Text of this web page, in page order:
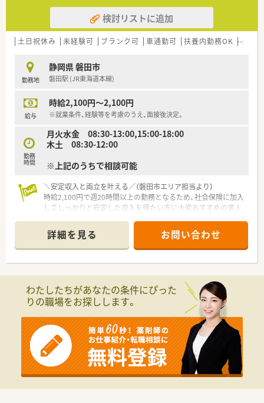
検討リストに追加
土日祝休み 未経験可 ブランク可 車通勤可 扶養内勤務OK 教育
勤務地
静岡県 磐田市
磐田駅 (JR東海道本線)
給与
時給2,100円～2,100円
※就業条件、経験等を考慮のうえ、面接後決定。
勤務
時間
月火水金 08:30-13:00,15:00-18:00
木土 08:30-12:00
※上記のうちで相談可能
＼安定収入と両立を叶える／（磐田市エリア担当より）
時給2,100円で週20時間以上の勤務となるため、社会保険に加入
してしっかりと安定した収入を得たい方に大変おすすめの求人
【店舗情報と応需状況について】
■静岡県磐田市に位置し、磐田駅から車で9分ほどの立地にある
地域密着型の落ち着いた雰囲気の調剤薬局です。
眼科領域の専門的な知識を深められる環境です。
■1日の処方箋応需枚数は40枚から50枚程度と落ち着いており、
患者様とじっくり向き合える業務量です。
【勤務実態について】
■木曜日と土曜日は午前のみの開局となっており、午後の時間を
プライベートやご家庭の予定に有効活用できます。
■営業時間は月火水金の18時までとなっており、閉局時間まで
ご勤務いただける方を積極的に採用しております。
■各店舗の営業時間に準じたシフト勤務となり、週20時間以上
を確保しながら希望に合わせて柔軟に働けます。
詳細を見る お問い合わせ
わたしたちがあなたの条件にぴった
りの職場をお探しします。